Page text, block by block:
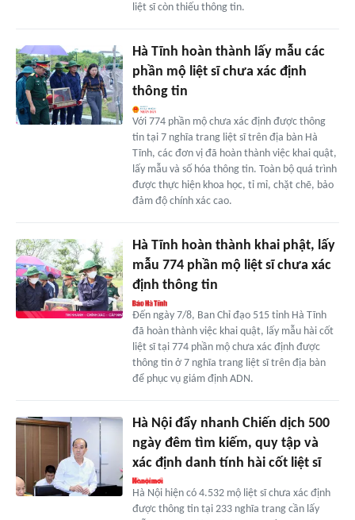
liệt sĩ còn thiếu thông tin.
Hà Tĩnh hoàn thành lấy mẫu các
phần mộ liệt sĩ chưa xác định
thông tin
Với 774 phần mộ chưa xác định được thông
tin tại 7 nghĩa trang liệt sĩ trên địa bàn Hà
Tĩnh, các đơn vị đã hoàn thành việc khai quật,
lấy mẫu và số hóa thông tin. Toàn bộ quá trình
được thực hiện khoa học, tỉ mỉ, chặt chẽ, bảo
đảm độ chính xác cao.
Hà Tĩnh hoàn thành khai phật, lấy
mẫu 774 phần mộ liệt sĩ chưa xác
định thông tin
Đến ngày 7/8, Ban Chỉ đạo 515 tỉnh Hà Tĩnh
đã hoàn thành việc khai quật, lấy mẫu hài cốt
liệt sĩ tại 774 phần mộ chưa xác định được
thông tin ở 7 nghĩa trang liệt sĩ trên địa bàn
để phục vụ giám định ADN.
Hà Nội đẩy nhanh Chiến dịch 500
ngày đêm tìm kiếm, quy tập và
xác định danh tính hài cốt liệt sĩ
Hà Nội hiện có 4.532 mộ liệt sĩ chưa xác định
được thông tin tại 233 nghĩa trang cần lấy